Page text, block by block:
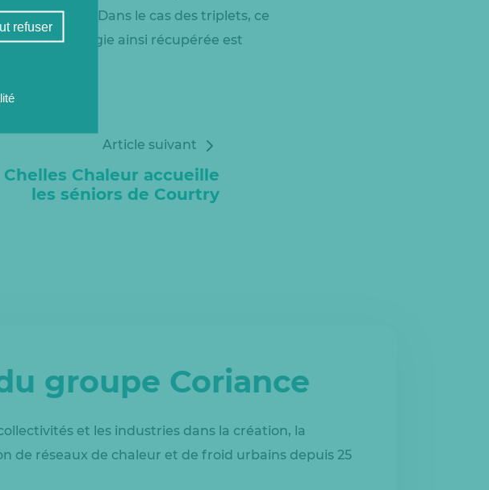
réinjecteur). Dans le cas des triplets, ce
L’énergie ainsi récupérée est
des usagers.
Article suivant
Chelles Chaleur accueille
les séniors de Courtry
groupe Coriance
et les industries dans la création, la
de réseaux de chaleur et de froid urbains depuis 25
refuser